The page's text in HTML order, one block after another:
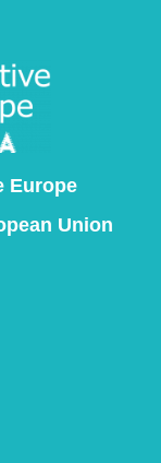
Europe
Union